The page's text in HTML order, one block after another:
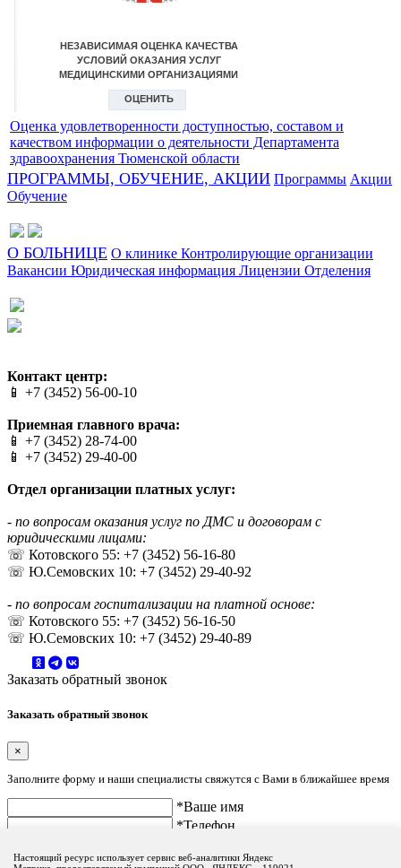
Оценка удовлетворенности доступностью, составом и
качеством информации о деятельности Департамента
здравоохранения Тюменской области
ПРОГРАММЫ, ОБУЧЕНИЕ, АКЦИИ Программы Акции
Обучение
О БОЛЬНИЦЕ О клинике Контролирующие организации
Вакансии Юридическая информация Лицензии Отделения
Контакт центр:
📱 +7 (3452) 56-00-10
Приемная главного врача:
📱 +7 (3452) 28-74-00
📱 +7 (3452) 29-40-00
Отдел организации платных услуг:
- по вопросам оказания услуг по ДМС и договорам с
юридическими лицами:
☏ Котовского 55: +7 (3452) 56-16-80
☏ Ю.Семовских 10: +7 (3452) 29-40-92
- по вопросам госпитализации на платной основе:
☏ Котовского 55: +7 (3452) 56-16-50
☏ Ю.Семовских 10: +7 (3452) 29-40-89
Заказать обратный звонок
Заказать обратный звонок
×
Заполните форму и наши специалисты свяжутся с Вами в ближайшее время
*Ваше имя
*Телефон
Настоящий ресурс использует сервис веб-аналитики Яндекс